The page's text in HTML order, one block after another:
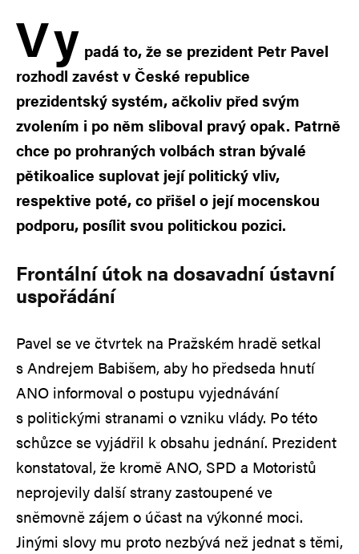
Vy padá to, že se prezident Petr Pavel
rozhodl zavést v České republice
prezidentský systém, ačkoliv před svým
zvolením i po něm sliboval pravý opak. Patrně
chce po prohraných volbách stran bývalé
pětikoalice suplovat její politický vliv,
respektive poté, co přišel o její mocenskou
podporu, posílit svou politickou pozici.
Frontální útok na dosavadní ústavní
uspořádání
Pavel se ve čtvrtek na Pražském hradě setkal
s Andrejem Babišem, aby ho předseda hnutí
ANO informoval o postupu vyjednávání
s politickými stranami o vzniku vlády. Po této
schůzce se vyjádřil k obsahu jednání. Prezident
konstatoval, že kromě ANO, SPD a Motoristů
neprojevily další strany zastoupené ve
sněmovně zájem o účast na výkonné moci.
Jinými slovy mu proto nezbývá než jednat s těmi,